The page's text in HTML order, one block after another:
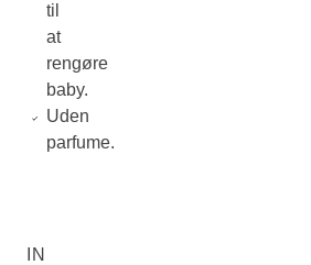
til
at
rengøre
baby.
Uden
parfume.
IN